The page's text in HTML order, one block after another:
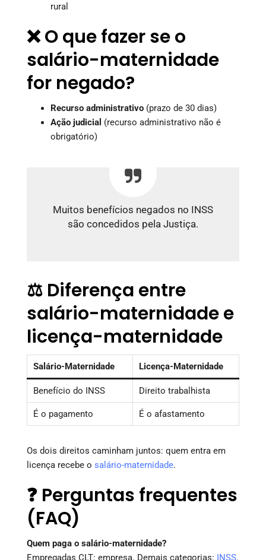
rural
❌ O que fazer se o
salário-maternidade
for negado?
Recurso administrativo (prazo de 30 dias)
Ação judicial (recurso administrativo não é
obrigatório)
Muitos benefícios negados no INSS
são concedidos pela Justiça.
⚖️ Diferença entre
salário-maternidade e
licença-maternidade
Salário-Maternidade Licença-Maternidade
Benefício do INSS Direito trabalhista
É o pagamento É o afastamento
Os dois direitos caminham juntos: quem entra em
licença recebe o salário-maternidade.
❓ Perguntas frequentes
(FAQ)
Quem paga o salário-maternidade?
Empregadas CLT: empresa. Demais categorias: INSS.